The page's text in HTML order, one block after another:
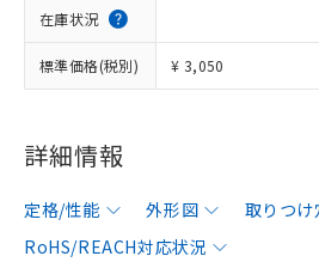
在庫状況
標準価格(税別) ¥ 3,050
詳細情報
定格/性能 外形図 取りつ
RoHS/REACH対応状況